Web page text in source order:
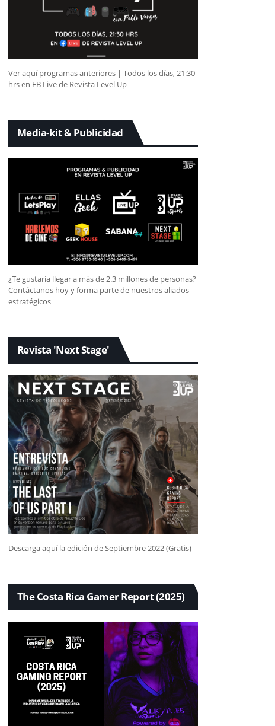
Ver aquí programas anteriores | Todos los días, 21:30
hrs en FB Live de Revista Level Up
Media-kit & Publicidad
¿Te gustaría llegar a más de 2.3 millones de personas?
Contáctanos hoy y forma parte de nuestros aliados
estratégicos
Revista 'Next Stage'
Descarga aquí la edición de Septiembre 2022 (Gratis)
The Costa Rica Gamer Report (2025)